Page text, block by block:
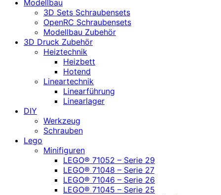
Modellbau
3D Sets Schraubensets
OpenRC Schraubensets
Modellbau Zubehör
3D Druck Zubehör
Heiztechnik
Heizbett
Hotend
Lineartechnik
Linearführung
Linearlager
DIY
Werkzeug
Schrauben
Lego
Minifiguren
LEGO® 71052 – Serie 29
LEGO® 71048 – Serie 27
LEGO® 71046 – Serie 26
LEGO® 71045 – Serie 25